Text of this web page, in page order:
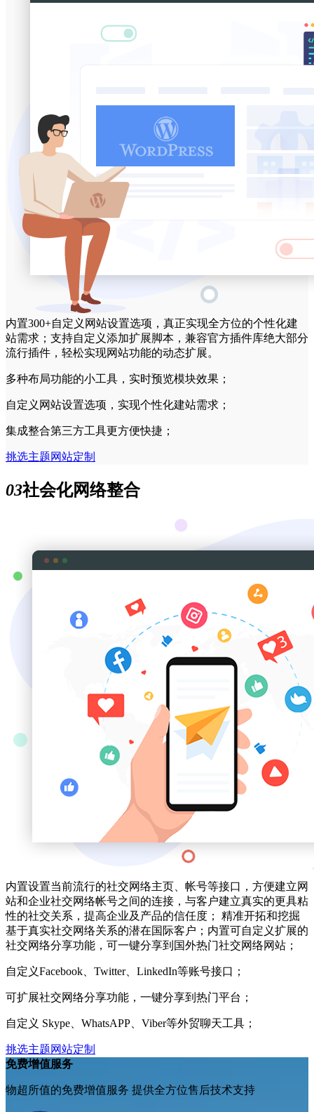
内置300+自定义网站设置选项，真正实现全方位的个性化建
站需求；支持自定义添加扩展脚本，兼容官方插件库绝大部分
流行插件，轻松实现网站功能的动态扩展。
多种布局功能的小工具，实时预览模块效果；
自定义网站设置选项，实现个性化建站需求；
集成整合第三方工具更方便快捷；
挑选主题网站定制
03社会化网络整合
内置设置当前流行的社交网络主页、帐号等接口，方便建立网
站和企业社交网络帐号之间的连接，与客户建立真实的更具粘
性的社交关系，提高企业及产品的信任度； 精准开拓和挖掘
基于真实社交网络关系的潜在国际客户；内置可自定义扩展的
社交网络分享功能，可一键分享到国外热门社交网络网站；
自定义Facebook、Twitter、LinkedIn等账号接口；
可扩展社交网络分享功能，一键分享到热门平台；
自定义 Skype、WhatsAPP、Viber等外贸聊天工具；
挑选主题网站定制
免费增值服务
物超所值的免费增值服务 提供全方位售后技术支持